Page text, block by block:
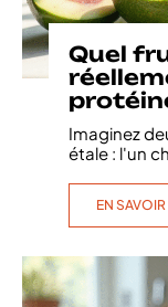
Quel
Imaginez
étale : l'un
EN SAVOIR